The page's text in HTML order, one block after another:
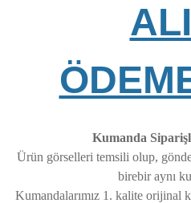
Kumanda
Ürün görselleri temsili olup,
birebir aynı
Kumandalarımız 1. kalite orijinal